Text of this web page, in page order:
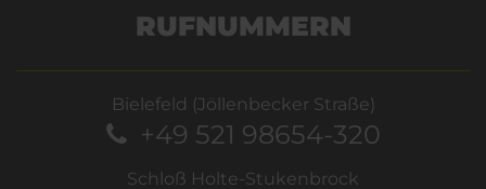
RUFNUMMERN
Bielefeld (Jöllenbecker Straße)
+49 521 98654-320
Schloß Holte-Stukenbrock